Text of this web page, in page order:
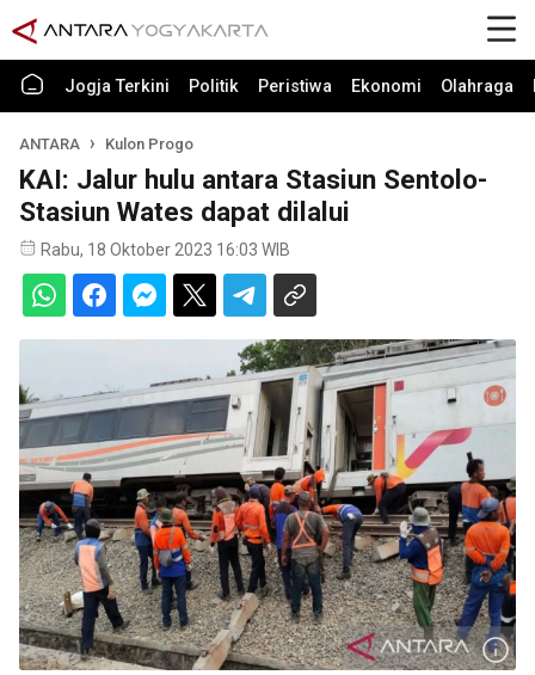
Jogja Terkini Politik Peristiwa Ekonomi Olahraga
ANTARA Kulon Progo
KAI: Jalur hulu antara Stasiun Sentolo-
Stasiun Wates dapat dilalui
Rabu, 18 Oktober 2023 16:03 WIB